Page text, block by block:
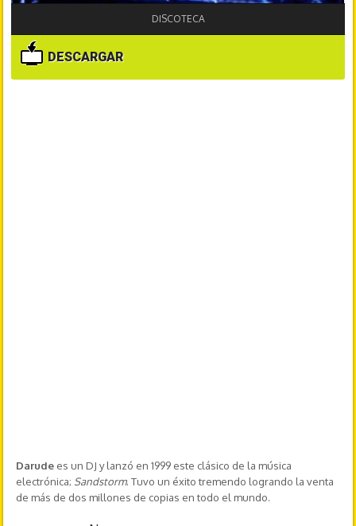
DISCOTECA
DESCARGAR
Darude es un DJ y lanzó en 1999 este clásico de la música
electrónica; Sandstorm. Tuvo un éxito tremendo logrando la venta
de más de dos millones de copias en todo el mundo.